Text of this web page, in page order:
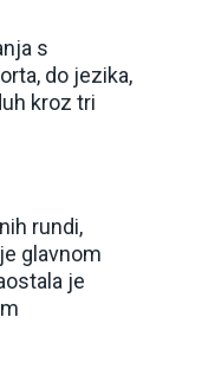
s
do jezika,
kroz tri
rundi,
glavnom
je